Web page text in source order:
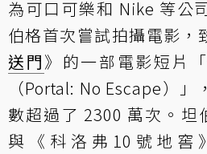
為可口可樂和 Nike 等公
伯格首次嘗試拍攝電影，
送門》的一部電影短片
（Portal: No Escape）
數超過了 2300 萬次。坦
與《科洛弗10號地窖